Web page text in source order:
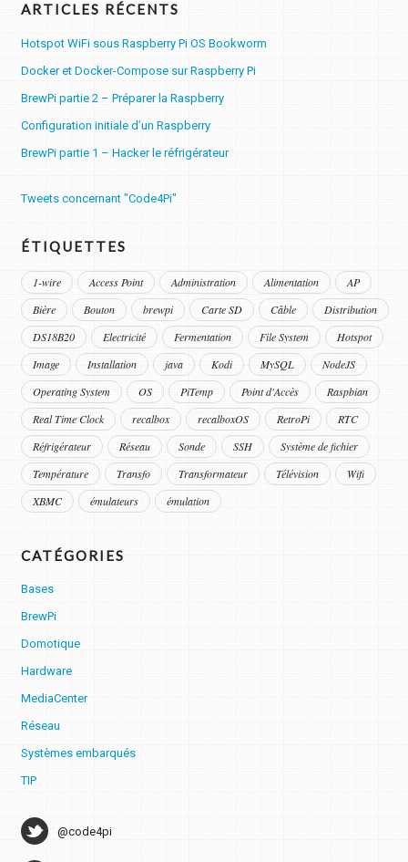
ARTICLES RÉCENTS
Hotspot WiFi sous Raspberry Pi OS Bookworm
Docker et Docker-Compose sur Raspberry Pi
BrewPi partie 2 – Préparer la Raspberry
Configuration initiale d’un Raspberry
BrewPi partie 1 – Hacker le réfrigérateur
Tweets concernant "Code4Pi"
ÉTIQUETTES
1-wire Access Point Administration Alimentation
AP
Bière
Bouton brewpi Carte SD Câble
Distribution
DS18B20
Electricité Fermentation File System
Hotspot
Image
Installation java Kodi MySQL
NodeJS
Operating System
OS PiTemp Point d'Accès
Raspbian
Real Time Clock
recalbox recalboxOS RetroPi
RTC
Réfrigérateur
Réseau Sonde SSH
Système de fichier
Température
Transfo Transformateur Télévision
Wifi
XBMC
émulateurs émulation
CATÉGORIES
Bases
BrewPi
Domotique
Hardware
MediaCenter
Réseau
Systèmes embarqués
TIP
@code4pi